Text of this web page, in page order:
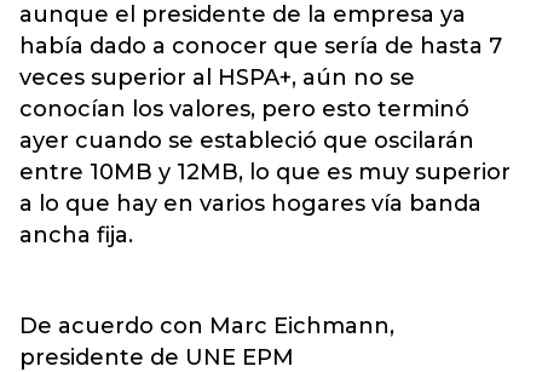
aunque el presidente de la empresa ya
había dado a conocer que sería de hasta 7
veces superior al HSPA+, aún no se
conocían los valores, pero esto terminó
ayer cuando se estableció que oscilarán
entre 10MB y 12MB, lo que es muy superior
a lo que hay en varios hogares vía banda
ancha fija.
De acuerdo con Marc Eichmann,
presidente de UNE EPM